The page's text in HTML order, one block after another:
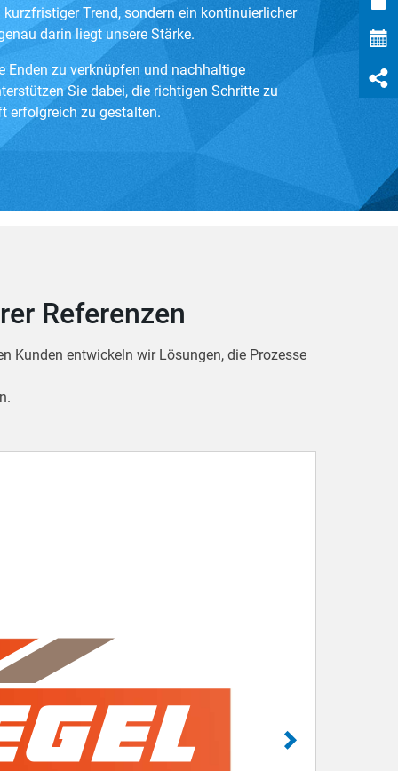
Trend, sondern ein kontinuierlicher
darin liegt unsere Stärke.
Enden zu verknüpfen und nachhaltige
Sie dabei, die richtigen Schritte zu
erfolgreich zu gestalten.
Referenzen
Kunden entwickeln wir Lösungen, die Prozesse